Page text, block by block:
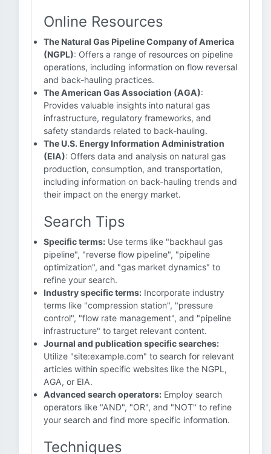
Online Resources
The Natural Gas Pipeline Company of America
(NGPL): Offers a range of resources on pipeline
operations, including information on flow reversal
and back-hauling practices.
The American Gas Association (AGA):
Provides valuable insights into natural gas
infrastructure, regulatory frameworks, and
safety standards related to back-hauling.
The U.S. Energy Information Administration
(EIA): Offers data and analysis on natural gas
production, consumption, and transportation,
including information on back-hauling trends and
their impact on the energy market.
Search Tips
Specific terms: Use terms like "backhaul gas
pipeline", "reverse flow pipeline", "pipeline
optimization", and "gas market dynamics" to
refine your search.
Industry specific terms: Incorporate industry
terms like "compression station", "pressure
control", "flow rate management", and "pipeline
infrastructure" to target relevant content.
Journal and publication specific searches:
Utilize "site:example.com" to search for relevant
articles within specific websites like the NGPL,
AGA, or EIA.
Advanced search operators: Employ search
operators like "AND", "OR", and "NOT" to refine
your search and find more specific information.
Techniques